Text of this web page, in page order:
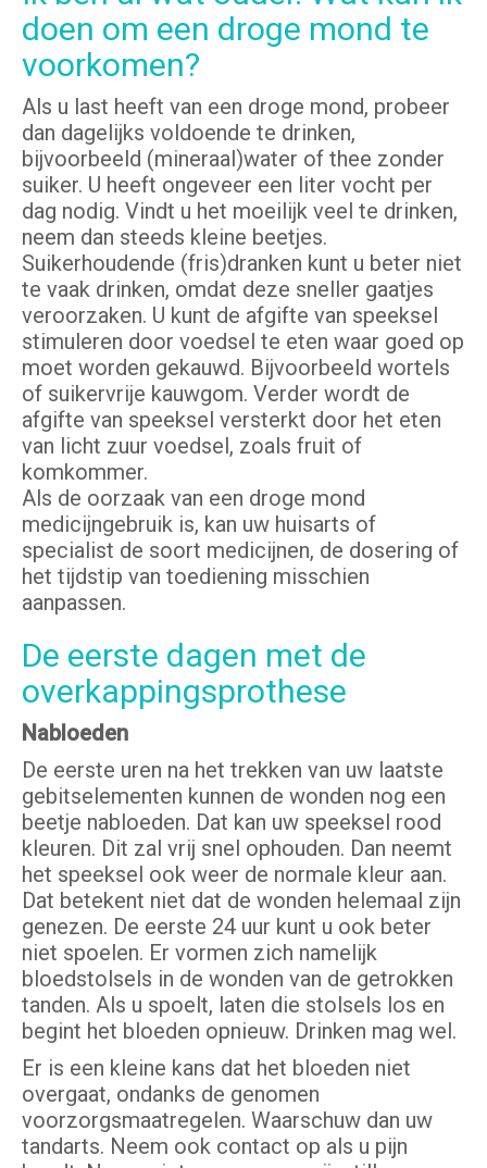
doen om een droge mond te
voorkomen?
Als u last heeft van een droge mond, probeer
dan dagelijks voldoende te drinken,
bijvoorbeeld (mineraal)water of thee zonder
suiker. U heeft ongeveer een liter vocht per
dag nodig. Vindt u het moeilijk veel te drinken,
neem dan steeds kleine beetjes.
Suikerhoudende (fris)dranken kunt u beter niet
te vaak drinken, omdat deze sneller gaatjes
veroorzaken. U kunt de afgifte van speeksel
stimuleren door voedsel te eten waar goed op
moet worden gekauwd. Bijvoorbeeld wortels
of suikervrije kauwgom. Verder wordt de
afgifte van speeksel versterkt door het eten
van licht zuur voedsel, zoals fruit of
komkommer.
Als de oorzaak van een droge mond
medicijngebruik is, kan uw huisarts of
specialist de soort medicijnen, de dosering of
het tijdstip van toediening misschien
aanpassen.
De eerste dagen met de
overkappingsprothese
Nabloeden
De eerste uren na het trekken van uw laatste
gebitselementen kunnen de wonden nog een
beetje nabloeden. Dat kan uw speeksel rood
kleuren. Dit zal vrij snel ophouden. Dan neemt
het speeksel ook weer de normale kleur aan.
Dat betekent niet dat de wonden helemaal zijn
genezen. De eerste 24 uur kunt u ook beter
niet spoelen. Er vormen zich namelijk
bloedstolsels in de wonden van de getrokken
tanden. Als u spoelt, laten die stolsels los en
begint het bloeden opnieuw. Drinken mag wel.
Er is een kleine kans dat het bloeden niet
overgaat, ondanks de genomen
voorzorgsmaatregelen. Waarschuw dan uw
tandarts. Neem ook contact op als u pijn